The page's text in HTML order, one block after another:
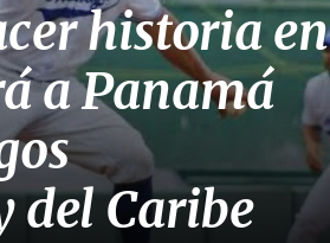
historia en
a Panamá
del Caribe